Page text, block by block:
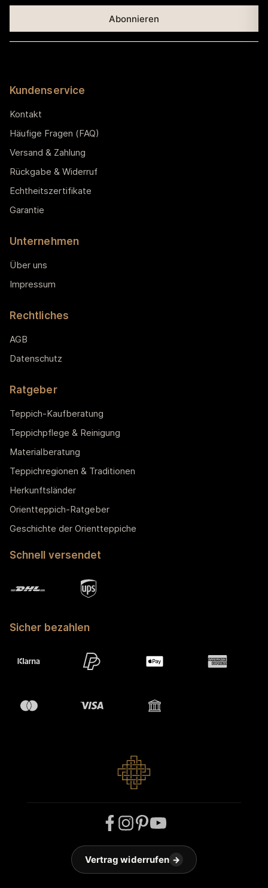
Kundenservice
Kontakt
Häufige Fragen (FAQ)
Versand & Zahlung
Rückgabe & Widerruf
Echtheitszertifikate
Garantie
Unternehmen
Über uns
Impressum
Rechtliches
AGB
Datenschutz
Ratgeber
Teppich-Kaufberatung
Teppichpflege & Reinigung
Materialberatung
Teppichregionen & Traditionen
Herkunftsländer
Orientteppich-Ratgeber
Geschichte der Orientteppiche
Schnell versendet
Sicher bezahlen
Vertrag widerrufen →